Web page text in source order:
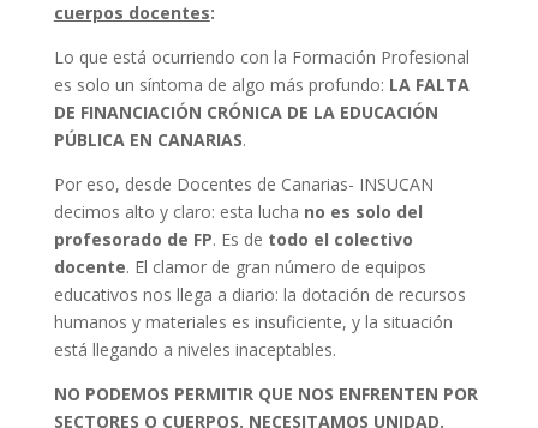
cuerpos docentes:
Lo que está ocurriendo con la Formación Profesional
es solo un síntoma de algo más profundo: LA FALTA
DE FINANCIACIÓN CRÓNICA DE LA EDUCACIÓN
PÚBLICA EN CANARIAS.
Por eso, desde Docentes de Canarias- INSUCAN
decimos alto y claro: esta lucha no es solo del
profesorado de FP. Es de todo el colectivo
docente. El clamor de gran número de equipos
educativos nos llega a diario: la dotación de recursos
humanos y materiales es insuficiente, y la situación
está llegando a niveles inaceptables.
NO PODEMOS PERMITIR QUE NOS ENFRENTEN POR
SECTORES O CUERPOS. NECESITAMOS UNIDAD.